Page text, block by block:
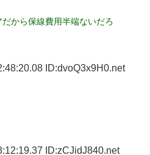
から保線費用半端ないだろ
ID:dvoQ3x9H0.net
ID:zCJidJ840.net